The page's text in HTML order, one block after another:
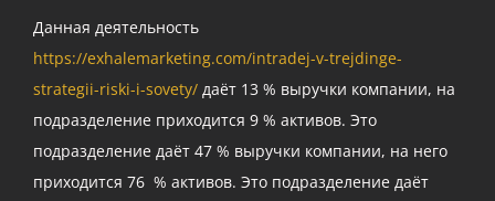
Данная деятельность
https://exhalemarketing.com/intradej-v-trejdinge-
strategii-riski-i-sovety/ даёт 13 % выручки компании, на
подразделение приходится 9 % активов. Это
подразделение даёт 47 % выручки компании, на него
приходится 76 % активов. Это подразделение даёт